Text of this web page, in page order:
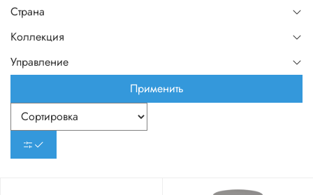
Страна
Коллекция
Управление
Применить